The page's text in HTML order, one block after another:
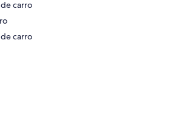
- ‬7 min de carro
- ‬14 min de carro